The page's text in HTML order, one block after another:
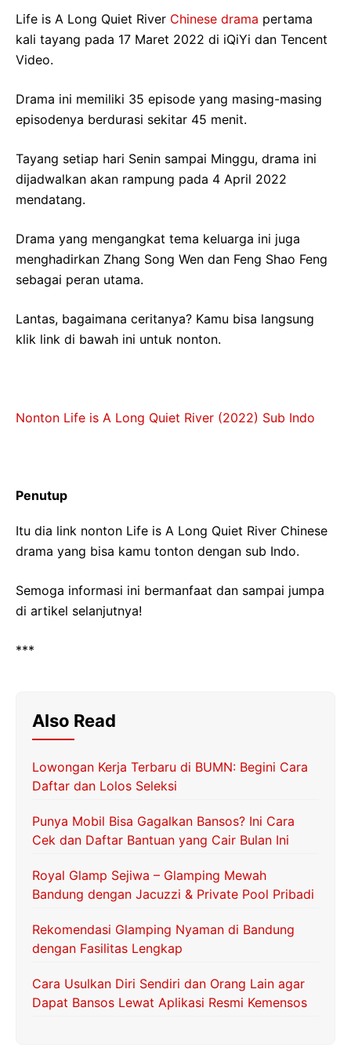
Life is A Long Quiet River Chinese drama pertama
kali tayang pada 17 Maret 2022 di iQiYi dan Tencent
Video.
Drama ini memiliki 35 episode yang masing-masing
episodenya berdurasi sekitar 45 menit.
Tayang setiap hari Senin sampai Minggu, drama ini
dijadwalkan akan rampung pada 4 April 2022
mendatang.
Drama yang mengangkat tema keluarga ini juga
menghadirkan Zhang Song Wen dan Feng Shao Feng
sebagai peran utama.
Lantas, bagaimana ceritanya? Kamu bisa langsung
klik link di bawah ini untuk nonton.
Nonton Life is A Long Quiet River (2022) Sub Indo
Penutup
Itu dia link nonton Life is A Long Quiet River Chinese
drama yang bisa kamu tonton dengan sub Indo.
Semoga informasi ini bermanfaat dan sampai jumpa
di artikel selanjutnya!
***
Also Read
Lowongan Kerja Terbaru di BUMN: Begini Cara
Daftar dan Lolos Seleksi
Punya Mobil Bisa Gagalkan Bansos? Ini Cara
Cek dan Daftar Bantuan yang Cair Bulan Ini
Royal Glamp Sejiwa – Glamping Mewah
Bandung dengan Jacuzzi & Private Pool Pribadi
Rekomendasi Glamping Nyaman di Bandung
dengan Fasilitas Lengkap
Cara Usulkan Diri Sendiri dan Orang Lain agar
Dapat Bansos Lewat Aplikasi Resmi Kemensos